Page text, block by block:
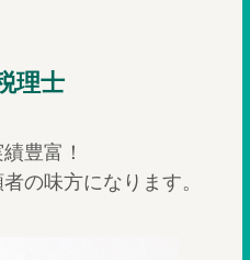
理士
豊富！
の味方になります。